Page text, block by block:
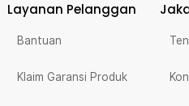
Layanan Pelanggan
Bantuan
Klaim Garansi Produk